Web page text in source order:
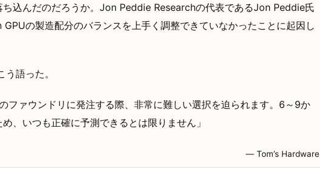
込んだのだろうか。Jon Peddie Researchの代表であるJon Peddie氏
の製造配分のバランスを上手く調整できていなかったことに起因し
語った。
ファウンドリに発注する際、非常に難しい選択を迫られます。6～9か
、いつも正確に予測できるとは限りません」
― Tom’s Hardware